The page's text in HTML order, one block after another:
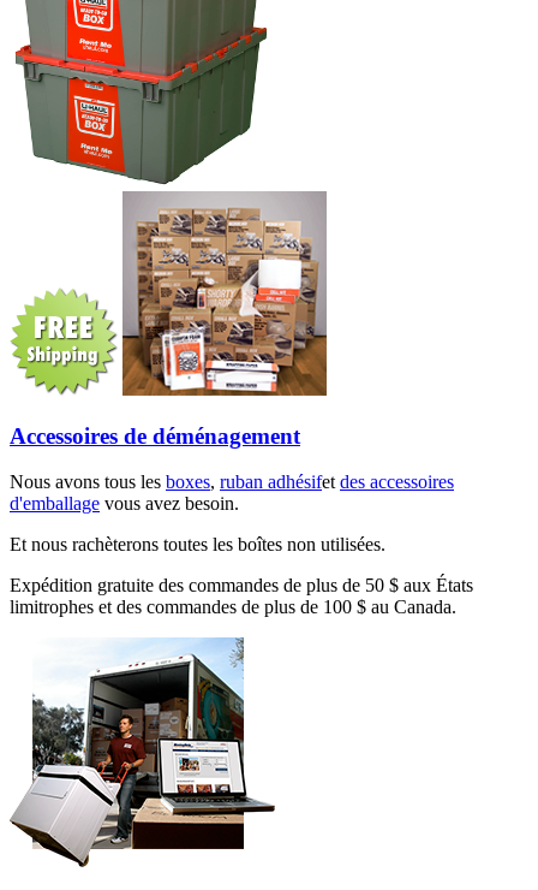
Accessoires de déménagement
Nous avons tous les boxes, ruban adhésifet des accessoires
d'emballage vous avez besoin.
Et nous rachèterons toutes les boîtes non utilisées.
Expédition gratuite des commandes de plus de 50 $ aux États
limitrophes et des commandes de plus de 100 $ au Canada.